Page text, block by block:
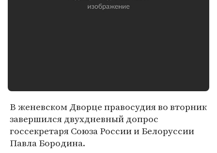
В женевском Дворце правосудия во вторник
завершился двухдневный допрос
госсекретаря Союза России и Белоруссии
Павла Бородина.